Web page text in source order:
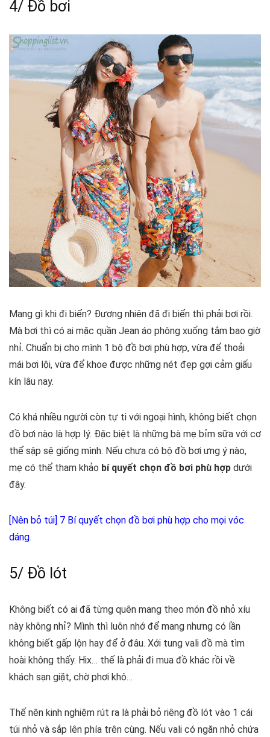
4/ Đồ bơi
Mang gì khi đi biển? Đương nhiên đã đi biển thì phải bơi rồi.
Mà bơi thì có ai mặc quần Jean áo phông xuống tắm bao giờ
nhỉ. Chuẩn bị cho mình 1 bộ đồ bơi phù hợp, vừa để thoải
mái bơi lội, vừa để khoe được những nét đẹp gợi cảm giấu
kín lâu nay.
Có khá nhiều người còn tự ti với ngoại hình, không biết chọn
đồ bơi nào là hợp lý. Đặc biệt là những bà mẹ bỉm sữa với cơ
thể sập sệ giống mình. Nếu chưa có bộ đồ bơi ưng ý nào,
mẹ có thể tham khảo bí quyết chọn đồ bơi phù hợp dưới
đây.
[Nên bỏ túi] 7 Bí quyết chọn đồ bơi phù hợp cho mọi vóc
dáng.
5/ Đồ lót
Không biết có ai đã từng quên mang theo món đồ nhỏ xíu
này không nhỉ? Mình thì luôn nhớ để mang nhưng có lần
không biết gấp lộn hay để ở đâu. Xới tung vali đồ mà tìm
hoài không thấy. Hix… thế là phải đi mua đồ khác rồi về
khách sạn giặt, chờ phơi khô…
Thế nên kinh nghiệm rút ra là phải bỏ riêng đồ lót vào 1 cái
túi nhỏ và sắp lên phía trên cùng. Nếu vali có ngăn nhỏ chứa